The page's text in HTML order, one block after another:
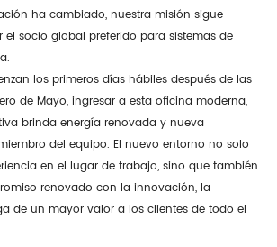
ha cambiado, nuestra misión sigue
el socio global preferido para sistemas de
los primeros días hábiles después de las
de Mayo, ingresar a esta oficina moderna,
brinda energía renovada y nueva
del equipo. El nuevo entorno no solo
en el lugar de trabajo, sino que también
renovado con la innovación, la
de un mayor valor a los clientes de todo el